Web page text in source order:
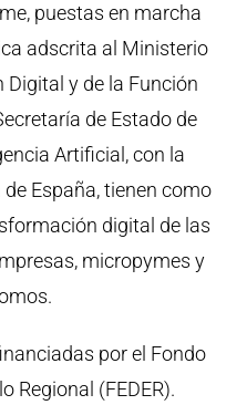
puestas en marcha
adscrita al Ministerio
y de la Función
de Estado de
Artificial, con la
España, tienen como
digital de las
micropymes y
por el Fondo
Regional (FEDER).